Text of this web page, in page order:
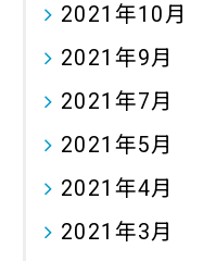
2021年10月
2021年9月
2021年7月
2021年5月
2021年4月
2021年3月